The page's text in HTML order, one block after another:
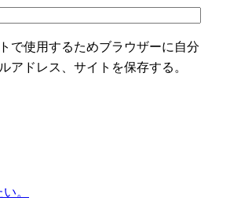
で使用するためブラウザーに自分
アドレス、サイトを保存する。
。